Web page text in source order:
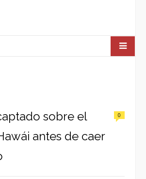
sobre el
antes de caer
0